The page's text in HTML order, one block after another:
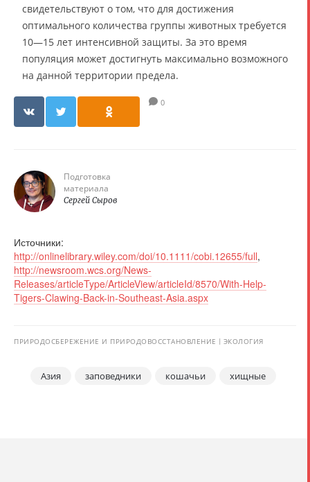
свидетельствуют о том, что для достижения
оптимального количества группы животных требуется
10—15 лет интенсивной защиты. За это время
популяция может достигнуть максимально возможного
на данной территории предела.
0
Подготовка
материала
Сергей Сыров
Источники:
http://onlinelibrary.wiley.com/doi/10.1111/cobi.12655/full,
http://newsroom.wcs.org/News-
Releases/articleType/ArticleView/articleId/8570/With-Help-
Tigers-Clawing-Back-in-Southeast-Asia.aspx
ПРИРОДОСБЕРЕЖЕНИЕ И ПРИРОДОВОССТАНОВЛЕНИЕ ЭКОЛОГИЯ
Азия заповедники кошачьи хищные